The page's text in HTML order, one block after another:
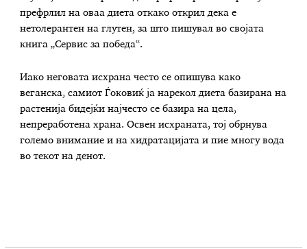
префрлил на оваа диета откако открил дека е
нетолерантен на глутен, за што пишувал во својата
книга „Сервис за победа“.
Иако неговата исхрана често се опишува како
веганска, самиот Ѓоковиќ ја нарекол диета базирана на
растенија бидејќи најчесто се базира на цела,
непреработена храна. Освен исхраната, тој обрнува
големо внимание и на хидратацијата и пие многу вода
во текот на денот.